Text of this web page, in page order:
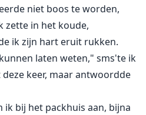
niet boos te worden,
zette in het koude,
ik zijn hart eruit rukken.
laten weten," sms'te ik
keer, maar antwoordde
bij het packhuis aan, bijna